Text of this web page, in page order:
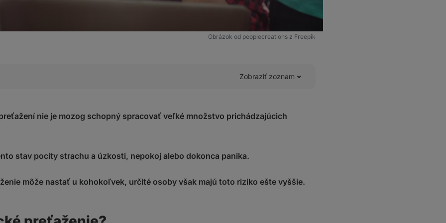
Obrázok od peoplecreations z Freepik
Zobraziť zoznam
preťaženia najviac ohrozený?
preťaženia?
nie je mozog schopný spracovať veľké množstvo prichádzajúcich
stav pocity strachu a úzkosti, nepokoj alebo dokonca panika.
môže nastať u kohokoľvek, určité osoby však majú toto riziko ešte vyššie.